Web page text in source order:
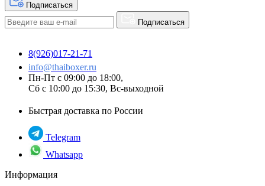
Подписаться
Подписаться
8(926)017-21-71
info@thaiboxer.ru
Пн-Пт с 09:00 до 18:00,
Сб с 10:00 до 15:30, Вс-выходной
Быстрая доставка по России
Telegram
Whatsapp
Информация